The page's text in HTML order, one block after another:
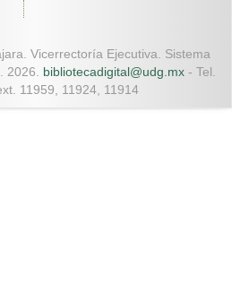
Vicerrectoría Ejecutiva. Sistema
2026. bibliotecadigital@udg.mx - Tel.
11959, 11924, 11914